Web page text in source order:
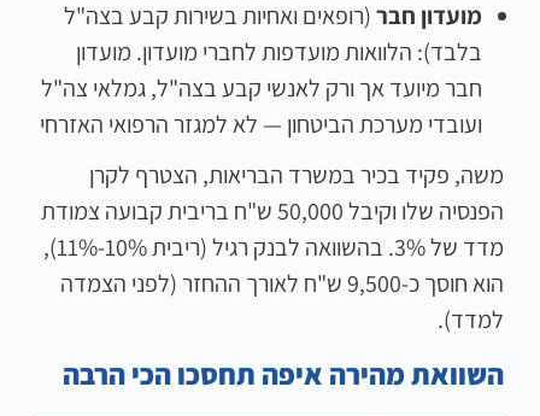
מועדון חבר(רופאים ואחיות בשירות קבע בצה"ל
בלבד): הלוואות מועדפות לחברי מועדון. מועדון
חבר מיועד אך ורק לאנשי קבע בצה"ל, גמלאי צה"ל
ועובדי מערכת הביטחון — לא למגזר הרפואי האזרחי
משה, פקיד בכיר במשרד הבריאות, הצטרף לקרן
הפנסיה שלו וקיבל 50,000 ש"ח בריבית קבועה צמודת
מדד של 3%. בהשוואה לבנק רגיל (ריבית 10%-11%),
הוא חוסך כ-9,500 ש"ח לאורך ההחזר (לפני הצמדה
למדד).
השוואת מהירה איפה תחסכו הכי הרבה